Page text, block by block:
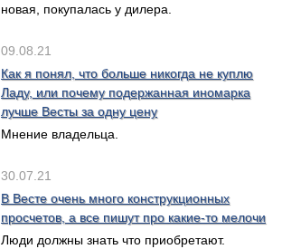
новая, покупалась у дилера.
09.08.21
Как я понял, что больше никогда не куплю
Ладу, или почему подержанная иномарка
лучше Весты за одну цену
Мнение владельца.
30.07.21
В Весте очень много конструкционных
просчетов, а все пишут про какие-то мелочи
Люди должны знать что приобретают.